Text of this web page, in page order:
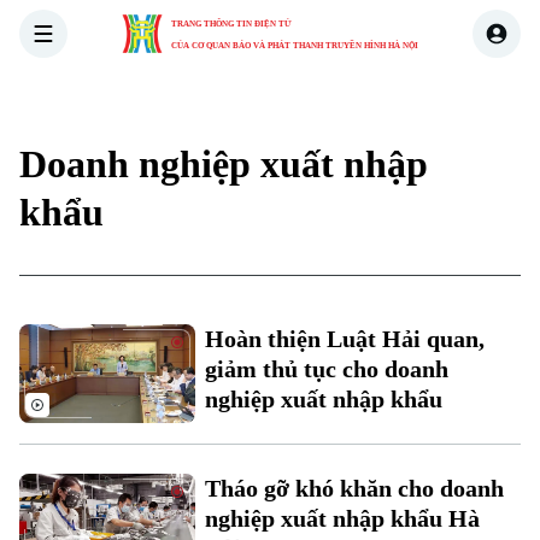
TRANG THÔNG TIN ĐIỆN TỬ
CỦA CƠ QUAN BÁO VÀ PHÁT THANH TRUYỀN HÌNH HÀ NỘI
Xu hướng
Chuyên mục
Thời sự
Chính trị
Hà Nội
Nhịp sống Hà Nội
Doanh nghiệp xuất nhập
khẩu
Hoàn thiện Luật Hải quan,
giảm thủ tục cho doanh
nghiệp xuất nhập khẩu
Tháo gỡ khó khăn cho doanh
nghiệp xuất nhập khẩu Hà